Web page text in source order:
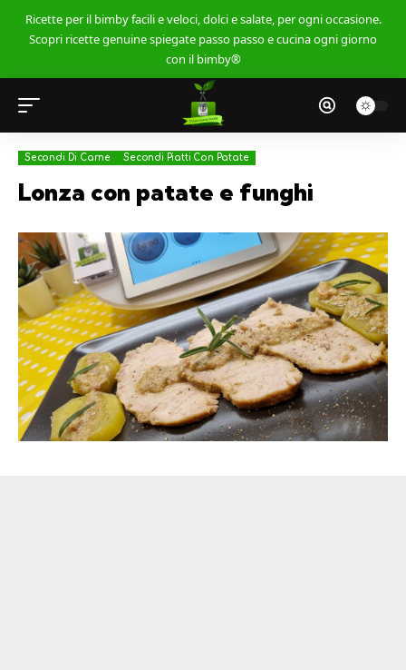
Ricette per il bimby facili e veloci, dolci e salate, per ogni occasione.
Scopri ricette genuine spiegate passo passo e cucina ogni giorno
con il bimby®
Secondi Di Carne Secondi Piatti Con Patate
Lonza con patate e funghi